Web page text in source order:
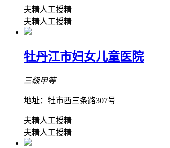
夫精人工授精
夫精人工授精
牡丹江市妇女儿童医院
三级甲等
地址：牡市西三条路307号
夫精人工授精
夫精人工授精